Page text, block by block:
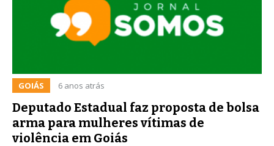
GOIÁS 6 anos atrás
Deputado Estadual faz proposta de bolsa
arma para mulheres vítimas de
violência em Goiás